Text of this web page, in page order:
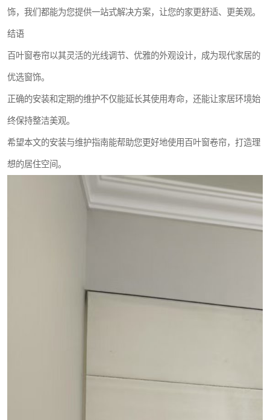
饰，我们都能为您提供一站式解决方案，让您的家更舒适、更美观。
结语
百叶窗卷帘以其灵活的光线调节、优雅的外观设计，成为现代家居的
优选窗饰。
正确的安装和定期的维护不仅能延长其使用寿命，还能让家居环境始
终保持整洁美观。
希望本文的安装与维护指南能帮助您更好地使用百叶窗卷帘，打造理
想的居住空间。